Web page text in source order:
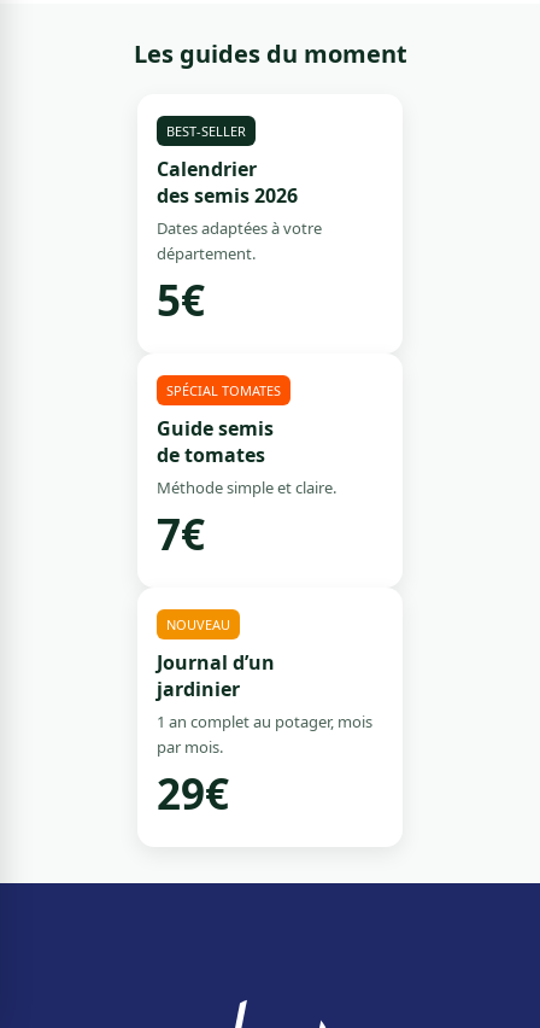
Les guides du moment
BEST-SELLER
Calendrier
des semis 2026
Dates adaptées à votre
département.
5€
SPÉCIAL TOMATES
Guide semis
de tomates
Méthode simple et claire.
7€
NOUVEAU
Journal d’un
jardinier
1 an complet au potager, mois
par mois.
29€